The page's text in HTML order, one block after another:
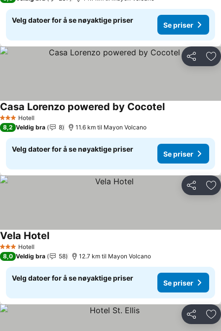
Velg datoer for å se nøyaktige priser
Se priser
Del
3 StjernerHotell
Casa Lorenzo powered by Cocotel
8,2 Veldig bra 8 11.6 km til Mayon Volcano
Velg datoer for å se nøyaktige priser
Se priser
Del
3 StjernerHotell
Vela Hotel
8,0 Veldig bra 58 12.7 km til Mayon Volcano
Velg datoer for å se nøyaktige priser
Se priser
Del